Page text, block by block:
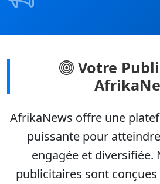
Votre
AfrikaNews offre une
puissante pour
engagée et diversifiée.
publicitaires sont